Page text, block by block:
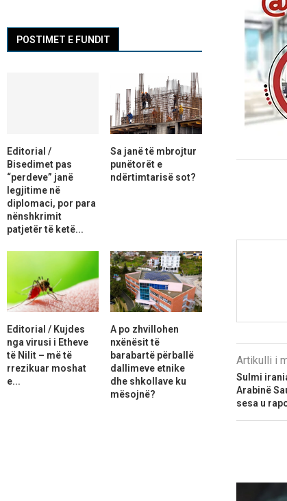
Artikulli i
Sulmi
Arabinë
sesa u
POSTIMET E FUNDIT
Editorial /
Bisedimet pas
“perdeve” janë
legjitime në
diplomaci, por para
nënshkrimit
patjetër të ketë...
Sa janë të mbrojtur
punëtorët e
ndërtimtarisë sot?
Editorial / Kujdes
nga virusi i Etheve
të Nilit – më të
rrezikuar moshat
e...
A po zhvillohen
nxënësit të
barabartë përballë
dallimeve etnike
dhe shkollave ku
mësojnë?